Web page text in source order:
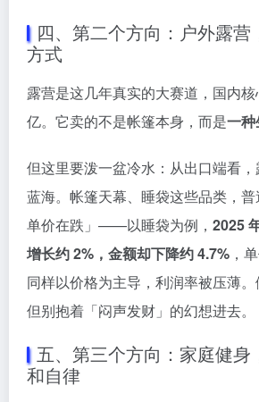
四、第二个方向：户外露营
方式
露营是这几年真实的大赛道，国内
亿。它卖的不是帐篷本身，而是一
但这里要泼一盆冷水：从出口端看
蓝海。帐篷天幕、睡袋这些品类，普
单价在跌」——以睡袋为例， 2025
增长约 2%，金额却下降约 4.7% ，
同样以价格为主导，利润率被压薄。
但别抱着「闷声发财」的幻想进去。
五、第三个方向：家庭健身
和自律